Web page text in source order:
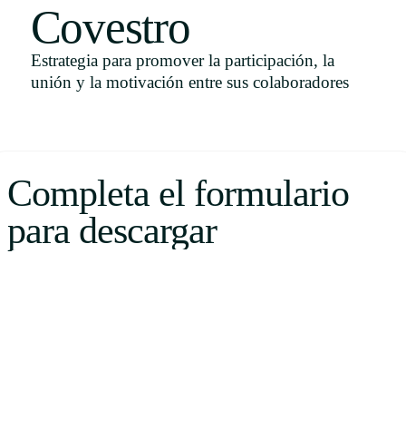
Uruguay
Português
Covestro
Estrategia para promover la participación, la
unión y la motivación entre sus colaboradores
Completa el formulario
para descargar